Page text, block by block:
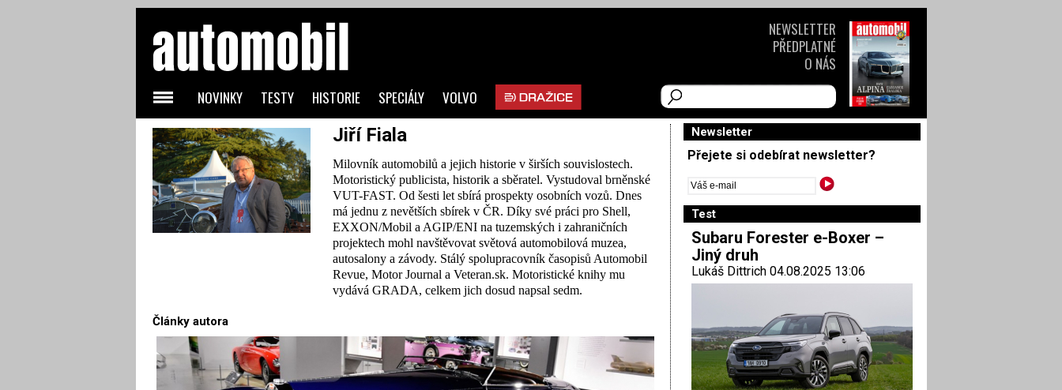
Jiří Fiala
Milovník automobilů a jejich historie v širších souvislostech.
Motoristický publicista, historik a sběratel. Vystudoval brněnské
VUT-FAST. Od šesti let sbírá prospekty osobních vozů. Dnes
má jednu z nevětších sbírek v ČR. Díky své práci pro Shell,
EXXON/Mobil a AGIP/ENI na tuzemských i zahraničních
projektech mohl navštěvovat světová automobilová muzea,
autosalony a závody. Stálý spolupracovník časopisů Automobil
Revue, Motor Journal a Veteran.sk. Motoristické knihy mu
vydává GRADA, celkem jich dosud napsal sedm.
Články autora
Newsletter
Přejete si odebírat newsletter?
Test
Subaru Forester e-Boxer –
Jiný druh
Lukáš Dittrich 04.08.2025 13:06
NOVINKY TESTY HISTORIE SPECIÁLY VOLVO
NEWSLETTER
PŘEDPLATNÉ
O NÁS